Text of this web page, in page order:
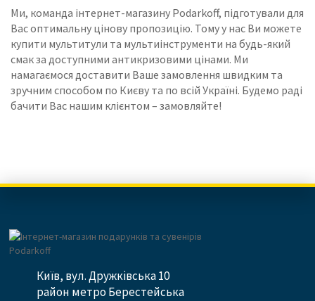
Ми, команда інтернет-магазину Podarkoff, підготували для
Вас оптимальну цінову пропозицію. Тому у нас Ви можете
купити мультитули та мультиінструменти на будь-який
смак за доступними антикризовими цінами. Ми
намагаємося доставити Ваше замовлення швидким та
зручним способом по Києву та по всій Україні. Будемо раді
бачити Вас нашим клієнтом – замовляйте!
Київ, вул. Дружківська 10
район метро Берестейська